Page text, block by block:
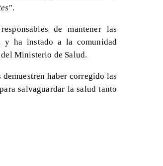
.
de mantener las
y ha instado a la comunidad
Ministerio de Salud.
haber corregido las
salvaguardar la salud tanto